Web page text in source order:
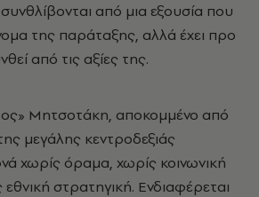
από μια εξουσία που
της παράταξης, αλλά έχει προ
από τις αξίες της.
Μητσοτάκη, αποκομμένο από
μεγάλης κεντροδεξιάς
χωρίς όραμα, χωρίς κοινωνική
στρατηγική. Ενδιαφέρεται